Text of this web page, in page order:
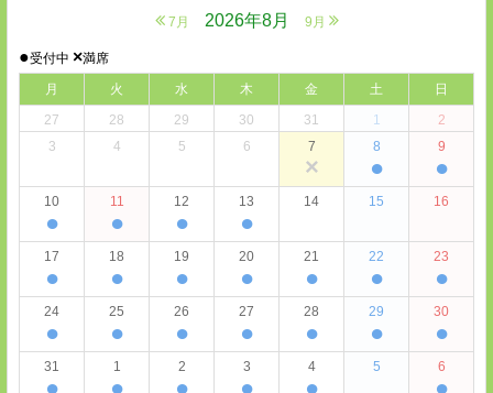
7月 2026年8月 9月
●受付中 ×満席
月
火 水 木 金 土
日
27
28 29 30 31 1
2
3
4 5 6 7
×
8
●
9
●
10
●
11
●
12
●
13
●
14 15 16
17
●
18
●
19
●
20
●
21
●
22
●
23
●
24
●
25
●
26
●
27
●
28
●
29
●
30
●
31 1 2 3 4 5 6